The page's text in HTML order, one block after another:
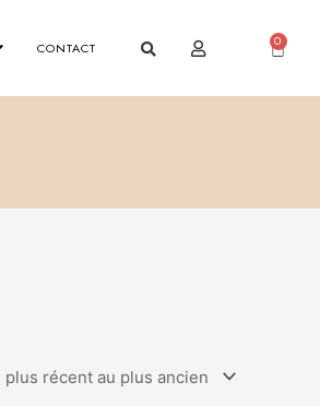
CONTACT 0
Panier